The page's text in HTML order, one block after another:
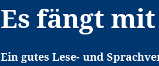
Es fängt mit
Ein gutes Lese- und